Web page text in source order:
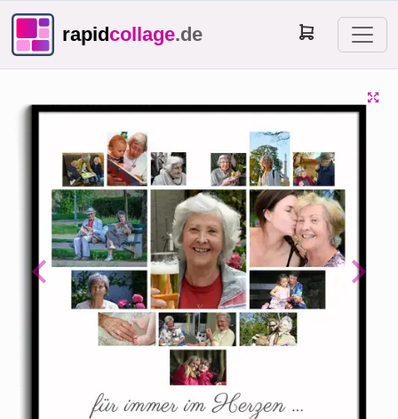
rapidcollage.de
Previous Next